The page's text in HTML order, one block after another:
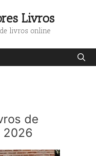
Livros
livros online
de
2026